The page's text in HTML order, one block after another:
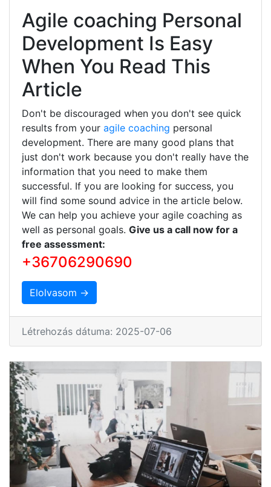
Agile coaching Personal
Development Is Easy
When You Read This
Article
Don't be discouraged when you don't see quick
results from your agile coaching personal
development. There are many good plans that
just don't work because you don't really have the
information that you need to make them
successful. If you are looking for success, you
will find some sound advice in the article below.
We can help you achieve your agile coaching as
well as personal goals. Give us a call now for a
free assessment:
+36706290690
Elolvasom →
Létrehozás dátuma: 2025-07-06